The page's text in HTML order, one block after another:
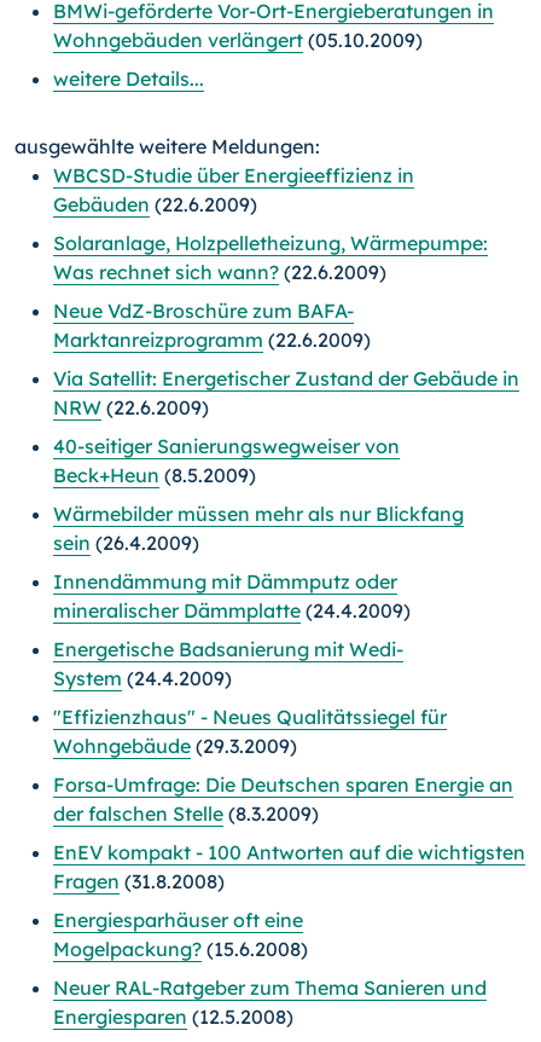
BMWi-geförderte Vor-Ort-Energieberatungen in
Wohngebäuden verlängert (05.10.2009)
weitere Details...
ausgewählte weitere Meldungen:
WBCSD-Studie über Energieeffizienz in
Gebäuden (22.6.2009)
Solaranlage, Holzpelletheizung, Wärmepumpe:
Was rechnet sich wann? (22.6.2009)
Neue VdZ-Broschüre zum BAFA-
Marktanreizprogramm (22.6.2009)
Via Satellit: Energetischer Zustand der Gebäude in
NRW (22.6.2009)
40-seitiger Sanierungswegweiser von
Beck+Heun (8.5.2009)
Wärmebilder müssen mehr als nur Blickfang
sein (26.4.2009)
Innendämmung mit Dämmputz oder
mineralischer Dämmplatte (24.4.2009)
Energetische Badsanierung mit Wedi-
System (24.4.2009)
"Effizienzhaus" - Neues Qualitätssiegel für
Wohngebäude (29.3.2009)
Forsa-Umfrage: Die Deutschen sparen Energie an
der falschen Stelle (8.3.2009)
EnEV kompakt - 100 Antworten auf die wichtigsten
Fragen (31.8.2008)
Energiesparhäuser oft eine
Mogelpackung? (15.6.2008)
Neuer RAL-Ratgeber zum Thema Sanieren und
Energiesparen (12.5.2008)